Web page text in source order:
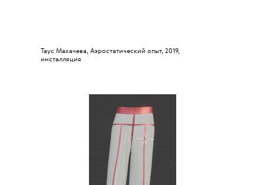
Таус Махачева, Аэростатический опыт, 2019,
инсталляция